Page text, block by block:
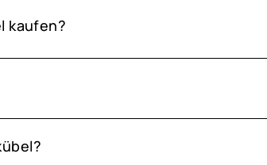
kaufen?